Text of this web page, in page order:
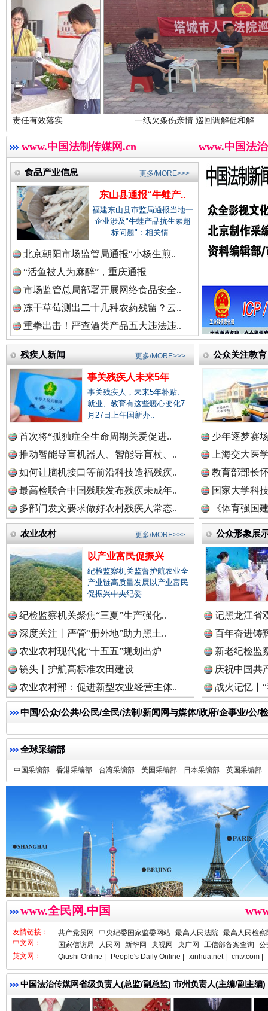
中国医药新闻网.
中国企业新闻网.
中国农业新闻网.
中国视频新闻网.
中国廉政法纪网.
中国律师在线.
中国参政网.中
巳巳如意，开工大吉！ 三轮上
“后车司机肯定在骂我”
世界屋脊 天路回响 永
红船起航处 潮起向未来 广州首
三年瞒报超千万 隐匿收入偷税被查处..
祁连巍巍树丰碑 高回
一纸欠条伤亲情 巡回调解促和解..
www.中国法制传媒网.cn www.中国法
食品产业信息
东山县通报“牛蛙产..
福建东山县市监局通报当地一
企业涉及"牛蛙产品抗生素超
标问题"：相关情..
北京朝阳市场监管局通报“小杨生煎..
“活鱼被人为麻醉”，重庆通报
市场监管总局部署开展网络食品安全..
冻干草莓测出二十几种农药残留？云..
重拳出击！严查酒类产品五大违法违..
更多/MORE>>>
残疾人新闻
事关残疾人未来5年
事关残疾人，未来5年补贴、
就业、教育有这些暖心变化7
月27日上午国新办..
首次将“孤独症全生命周期关爱促进..
推动智能导盲机器人、智能导盲杖、..
如何让脑机接口等前沿科技造福残疾..
最高检联合中国残联发布残疾未成年..
多部门发文要求做好农村残疾人常态..
更多/MORE>>> 公众关注教育
少年逐梦赛
上海交大医
教育部部长
国家大学科
《体育强国
农业农村
以产业富民促振兴
纪检监察机关监督护航农业全
产业链高质量发展以产业富民
促振兴中央纪委..
纪检监察机关聚焦“三夏”生产强化..
深度关注丨严管“册外地”助力黑土..
农业农村现代化“十五五”规划出炉
镜头丨护航高标准农田建设
农业农村部：促进新型农业经营主体..
更多/MORE>>> 公众形象展
记黑龙江省
百年奋进铸
新老纪检监
庆祝中国共
战火记忆丨
中国/公众/公共/公民/全民/法制/新闻网与媒体/政府/企事业/公/
全球采编部
中国采编部 香港采编部 台湾采编部 美国采编部 日本采编部 英国采编部
www.全民网.中国
友情链接：
中文网：
共产党员网 中央纪委国家监委网站 最高人民法院 最高人民检察
国家信访局
人民网 新华网 央视网 央广网 工信部备案查询
公
英文网：
Qiushi Online | People's Daily Online | xinhua.net | cntv.com |
中国法治传媒网省级负责人(总监/副总监) 市州负责人(主编/副主